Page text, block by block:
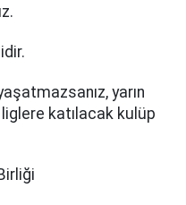
yarın
katılacak kulüp